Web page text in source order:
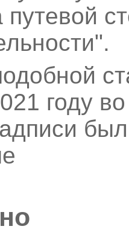
году